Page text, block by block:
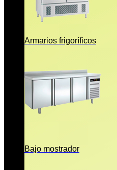
Armarios frigoríficos
Bajo mostrador